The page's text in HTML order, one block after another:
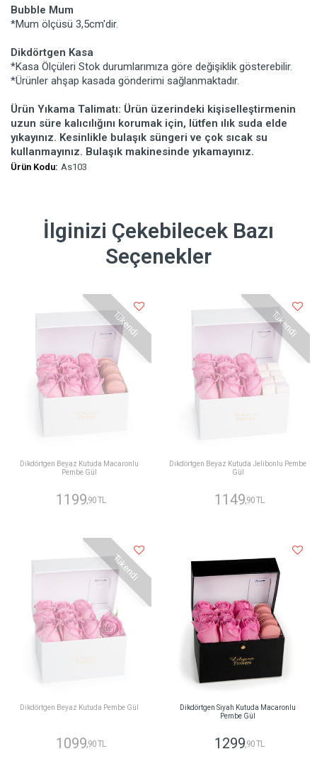
Bubble Mum
*Mum ölçüsü 3,5cm'dir.
Dikdörtgen Kasa
*Kasa Ölçüleri Stok durumlarımıza göre değişiklik gösterebilir.
*Ürünler ahşap kasada gönderimi sağlanmaktadır.
Ürün Yıkama Talimatı: Ürün üzerindeki kişiselleştirmenin
uzun süre kalıcılığını korumak için, lütfen ılık suda elde
yıkayınız. Kesinlikle bulaşık süngeri ve çok sıcak su
kullanmayınız. Bulaşık makinesinde yıkamayınız.
Ürün Kodu: As103
İlginizi Çekebilecek Bazı
Seçenekler
Tükendi
Dikdörtgen Beyaz Kutuda Macaronlu
Pembe Gül
1199,90 TL
Tükendi
Dikdörtgen Beyaz Kutuda Jelibonlu Pembe
Gül
1149,90 TL
Tükendi
Dikdörtgen Beyaz Kutuda Pembe Gül
1099,90 TL
Dikdörtgen Siyah Kutuda Macaronlu
Pembe Gül
1299,90 TL